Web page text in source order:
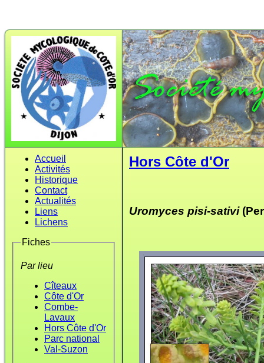
Accueil
Activités
Historique
Contact
Actualités
Liens
Lichens
Fiches
Par lieu
Cîteaux
Côte d'Or
Combe-
Lavaux
Hors Côte d'Or
Parc national
Val-Suzon
Hors Côte d'Or
Uromyces pisi-sativi